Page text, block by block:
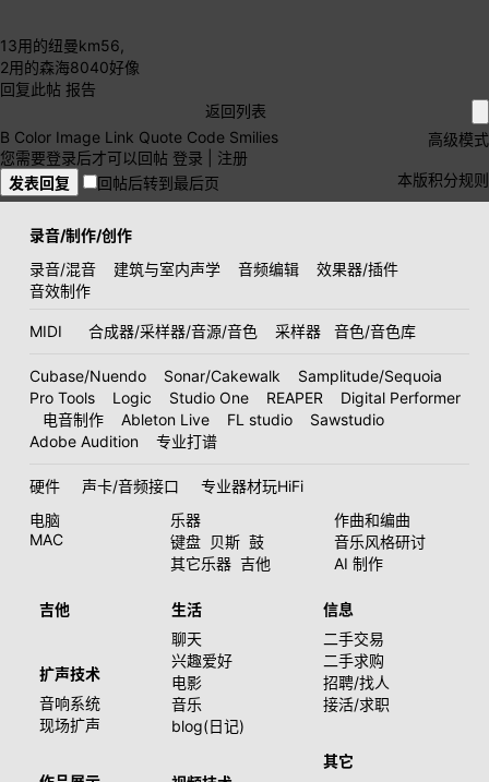
13用的纽曼km56,
2用的森海8040好像
回复此帖 报告
返回列表
高级模式
B Color Image Link Quote Code Smilies
您需要登录后才可以回帖 登录
注册
本版积分规则
发表回复 回帖后转到最后页
录音/制作/创作
录音/混音
建筑与室内声学 音频编辑
效果器/插件
音效制作
MIDI 合成器/采样器/音源/音色 采样器 音色/音色库
Cubase/Nuendo Sonar/Cakewalk
Samplitude/Sequoia
Pro Tools
Logic Studio One REAPER
Digital Performer
电音制作
Ableton Live FL studio
Sawstudio
Adobe Audition
专业打谱
硬件 声卡/音频接口
专业器材玩HiFi
电脑
MAC
乐器
键盘 贝斯 鼓
其它乐器 吉他
作曲和编曲
音乐风格研讨
AI 制作
吉他
扩声技术
音响系统
现场扩声
生活
聊天
兴趣爱好
电影
音乐
blog(日记)
信息
二手交易
二手求购
招聘/找人
接活/求职
其它